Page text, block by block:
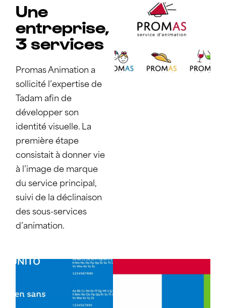
Une
entreprise,
3 services
Promas Animation a
sollicité l’expertise de
Tadam afin de
développer son
identité visuelle. La
première étape
consistait à donner vie
à l’image de marque
du service principal,
suivi de la déclinaison
des sous-services
d’animation.